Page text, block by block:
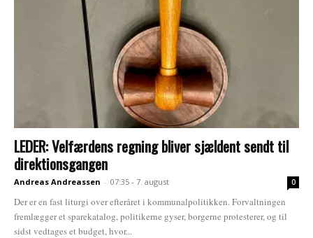
LEDER: Velfærdens regning bliver sjældent sendt til
direktionsgangen
Andreas Andreassen - 07:35 - 7. august 0
Der er en fast liturgi over efteråret i kommunalpolitikken. Forvaltningen
fremlægger et sparekatalog, politikerne gyser, borgerne protesterer, og til
sidst vedtages et budget, hvor...